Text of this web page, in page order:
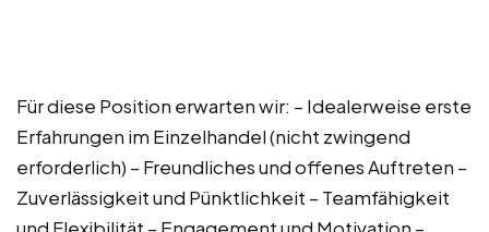
Für diese Position erwarten wir: – Idealerweise erste
Erfahrungen im Einzelhandel (nicht zwingend
erforderlich) – Freundliches und offenes Auftreten –
Zuverlässigkeit und Pünktlichkeit – Teamfähigkeit